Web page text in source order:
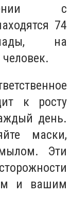
с
74
на
к росту
день.
маски,
Эти
и вашим